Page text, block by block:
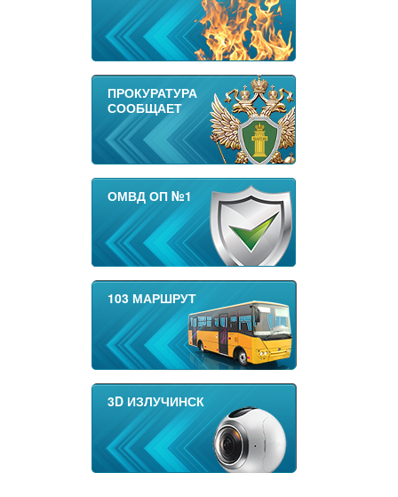
ПРОКУРАТУРА
СООБЩАЕТ
ОМВД ОП №1
103 МАРШРУТ
3D ИЗЛУЧИНСК